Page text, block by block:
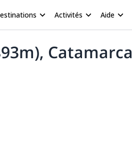
Activités Aide
Catamarca